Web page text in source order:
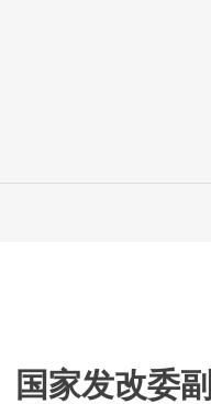
国家发改委